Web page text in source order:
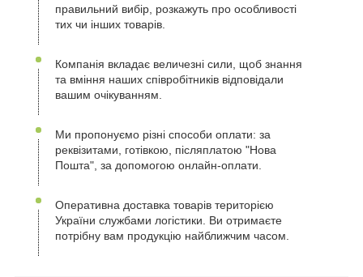
правильний вибір, розкажуть про особливості
тих чи інших товарів.
Компанія вкладає величезні сили, щоб знання
та вміння наших співробітників відповідали
вашим очікуванням.
Ми пропонуємо різні способи оплати: за
реквізитами, готівкою, післяплатою "Нова
Пошта", за допомогою онлайн-оплати.
Оперативна доставка товарів територією
України службами логістики. Ви отримаєте
потрібну вам продукцію найближчим часом.